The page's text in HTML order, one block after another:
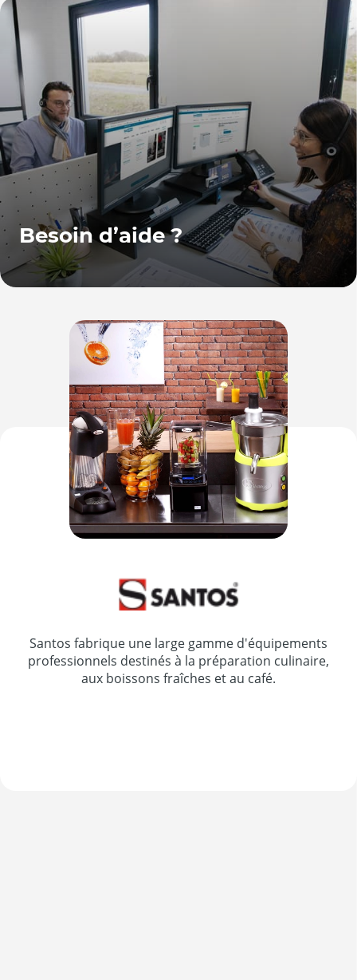
Besoin d’aide ?
Santos fabrique une large gamme d'équipements
professionnels destinés à la préparation culinaire,
aux boissons fraîches et au café.